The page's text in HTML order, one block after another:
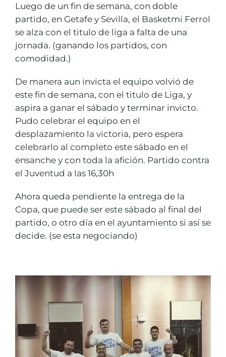
Luego de un fin de semana, con doble
partido, en Getafe y Sevilla, el Basketmi Ferrol
se alza con el titulo de liga a falta de una
jornada. (ganando los partidos, con
comodidad.)
De manera aun invicta el equipo volvió de
este fin de semana, con el titulo de Liga, y
aspira a ganar el sábado y terminar invicto.
Pudo celebrar el equipo en el
desplazamiento la victoria, pero espera
celebrarlo al completo este sábado en el
ensanche y con toda la afición. Partido contra
el Juventud a las 16,30h
Ahora queda pendiente la entrega de la
Copa, que puede ser este sábado al final del
partido, o otro día en el ayuntamiento si así se
decide. (se esta negociando)